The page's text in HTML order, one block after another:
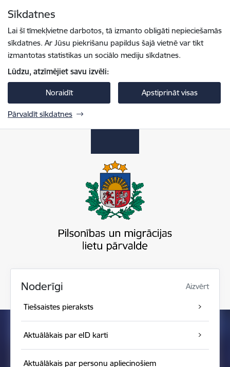
Sīkdatnes
Lai šī tīmekļvietne darbotos, tā izmanto obligāti nepieciešamās
sīkdatnes. Ar Jūsu piekrišanu papildus šajā vietnē var tikt
izmantotas statistikas un sociālo mediju sīkdatnes.
Lūdzu, atzīmējiet savu izvēli:
Noraidīt Apstiprināt visas
Pārvaldīt sīkdatnes
Noderīgi Aizvērt
Tiešsaistes pieraksts
Aktuālākais par eID karti
Aktuālākais par personu apliecinošiem